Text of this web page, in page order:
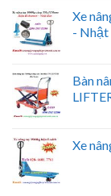
Xe
- Nhật
Bàn
Xe